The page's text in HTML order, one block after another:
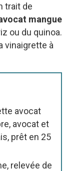
trait de
mangue
ou du quinoa.
vinaigrette à
avocat
avocat et
prêt en 25
relevée de